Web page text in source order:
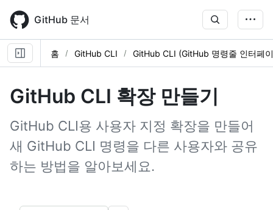
main
content
GitHub 문서
홈 GitHub CLI GitHub CLI (GitHub 명령줄 인터페
GitHub CLI 확장 만들기
GitHub CLI용 사용자 지정 확장을 만들어
새 GitHub CLI 명령을 다른 사용자와 공유
하는 방법을 알아보세요.